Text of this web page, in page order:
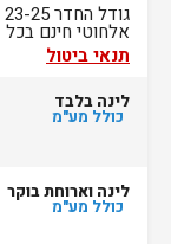
אלחוטי חינם בכל
תנאי ביטול
לינה בלבד
כולל מע"מ
לינה וארוחת בוקר
כולל מע"מ